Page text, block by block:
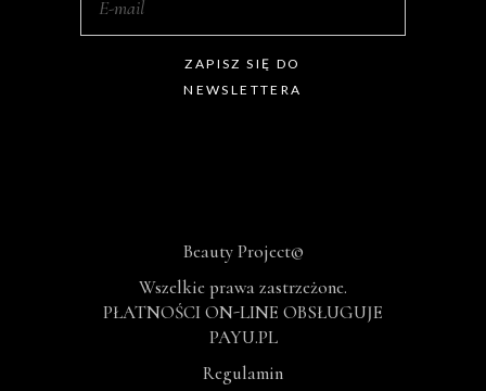
ZAPISZ SIĘ DO
NEWSLETTERA
Beauty Project©
Wszelkie prawa zastrzeżone.
PŁATNOŚCI ON-LINE OBSŁUGUJE
PAYU.PL
Regulamin